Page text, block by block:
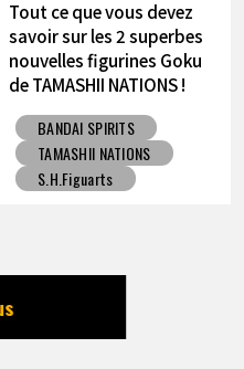
Tout ce que vous devez
savoir sur les 2 superbes
nouvelles figurines Goku
de TAMASHII NATIONS !
BANDAI SPIRITS
TAMASHII NATIONS
S.H.Figuarts